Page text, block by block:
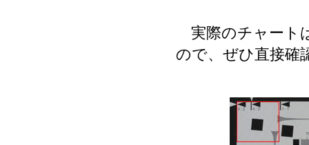
実際のチャート
ので、ぜひ直接確